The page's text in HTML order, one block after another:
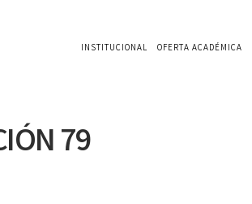
INSTITUCIONAL OFERTA ACADÉMICA
79